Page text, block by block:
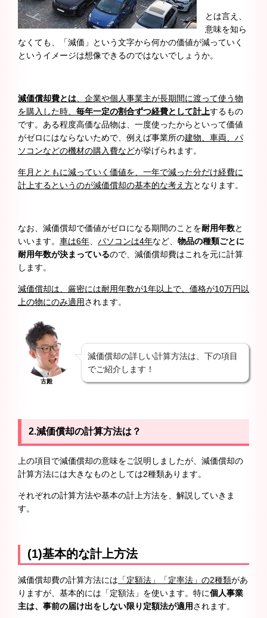
とは言え、
意味を知ら
なくても、「減価」という文字から何かの価値が減っていく
というイメージは想像できるのではないでしょうか。
減価償却費とは 、企業や個人事業主が長期間に渡って使う物
を購入した時、 毎年一定の割合ずつ経費として計上するもの
です。ある程度高価な品物は、一度使ったからといって価値
がゼロにはならないためで、例えば事業所の建物、車両、パ
ソコンなどの機材の購入費などが挙げられます。
年月とともに減っていく価値を、一年で減った分だけ経費に
計上するというのが減価償却の基本的な考え方となります。
なお、減価償却で価値がゼロになる期間のことを耐用年数と
いいます。 車は6年 パソコンは4年など、 物品の種類ごとに
耐用年数が決まっているので、減価償却費はこれを元に計算
します。
減価償却は、厳密には耐用年数が1年以上で、価格が10万円以
上の物にのみ適用されます。
古殿
減価償却の詳しい計算方法は、下の項目
でご紹介します！
2.減価償却の計算方法は？
上の項目で減価償却の意味をご説明しましたが、減価償却の
計算方法には大きなものとしては2種類あります。
それぞれの計算方法や基本の計上方法を、解説していきま
す。
(1)基本的な計上方法
減価償却費の計算方法には 「定額法」「定率法」の2種類があ
りますが、基本的には「定額法」を使います。特に個人事業
主は、事前の届け出をしない限り定額法が適用されます。